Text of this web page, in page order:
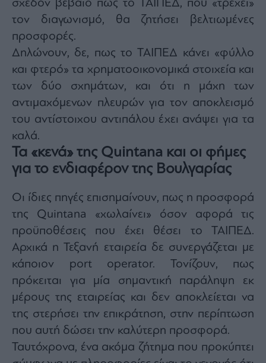
mononews.gr
By
submitting
your
email,
agree
our
Terms
and
Privacy
Notice.
You
opt
out
time.
This
site
is
protected
by
reCAPTCHA
and
the
Google
Privacy
Policy
and
Terms
of
Service
apply.
σχεδόν βέβαιο πως το ΤΑΙΠΕΔ, που «τρέχει»
τον διαγωνισμό, θα ζητήσει βελτιωμένες
προσφορές.
Δηλώνουν, δε, πως το ΤΑΙΠΕΔ κάνει «φύλλο
και φτερό» τα χρηματοοικονομικά στοιχεία και
των δύο σχημάτων, και ότι η μάχη των
αντιμαχόμενων πλευρών για τον αποκλεισμό
του αντίστοιχου αντιπάλου έχει ανάψει για τα
καλά.
Τα «κενά» της Quintana και οι φήμες
για το ενδιαφέρον της Βουλγαρίας
Οι ίδιες πηγές επισημαίνουν, πως η προσφορά
της Quintana «χωλαίνει» όσον αφορά τις
προϋποθέσεις που έχει θέσει το ΤΑΙΠΕΔ.
Αρχικά η Τεξανή εταιρεία δε συνεργάζεται με
κάποιον port operator. Τονίζουν, πως
πρόκειται για μία σημαντική παράληψη εκ
μέρους της εταιρείας και δεν αποκλείεται να
της στερήσει την επικράτηση, στην περίπτωση
που αυτή δώσει την καλύτερη προσφορά.
Ταυτόχρονα, ένα ακόμα ζήτημα που προκύπτει